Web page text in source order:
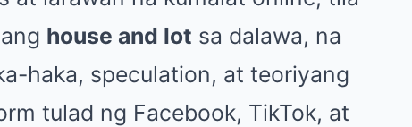
house and lot sa dalawa, na
haka, speculation, at teoriyang
tulad ng Facebook, TikTok, at